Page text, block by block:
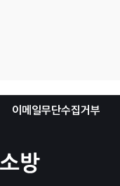
이메일무단수집거부